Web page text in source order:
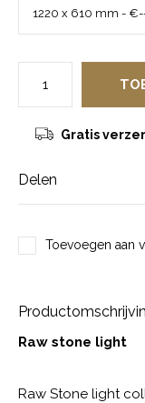
Gratis
Delen
Toevoegen aan
Raw stone light
Raw Stone light